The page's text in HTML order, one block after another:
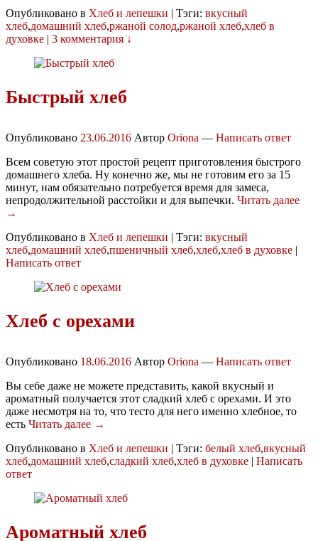
Опубликовано в Хлеб и лепешки | Тэги: вкусный
хлеб,домашний хлеб,ржаной солод,ржаной хлеб,хлеб в
духовке | 3 комментария ↓
Быстрый хлеб
Опубликовано 23.06.2016 Автор Oriona — Написать ответ
Всем советую этот простой рецепт приготовления быстрого
домашнего хлеба. Ну конечно же, мы не готовим его за 15
минут, нам обязательно потребуется время для замеса,
непродолжительной расстойки и для выпечки. Читать далее
→
Опубликовано в Хлеб и лепешки | Тэги: вкусный
хлеб,домашний хлеб,пшеничный хлеб,хлеб,хлеб в духовке |
Написать ответ
Хлеб с орехами
Опубликовано 18.06.2016 Автор Oriona — Написать ответ
Вы себе даже не можете представить, какой вкусный и
ароматный получается этот сладкий хлеб с орехами. И это
даже несмотря на то, что тесто для него именно хлебное, то
есть Читать далее →
Опубликовано в Хлеб и лепешки | Тэги: белый хлеб,вкусный
хлеб,домашний хлеб,сладкий хлеб,хлеб в духовке | Написать
ответ
Ароматный хлеб